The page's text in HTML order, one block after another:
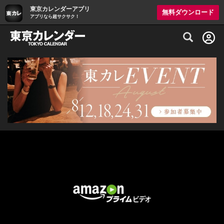
東京カレンダーアプリ
アプリなら超サクサク！
無料ダウンロード
グルメ情報・プレミアムレストラン予約